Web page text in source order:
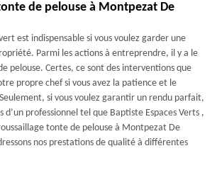
de pelouse à Montpezat De
est indispensable si vous voulez garder une
Parmi les actions à entreprendre, il y a le
pelouse. Certes, ce sont des interventions que
propre chef si vous avez la patience et le
si vous voulez garantir un rendu parfait,
d’un professionnel tel que Baptiste Espaces Verts ,
tonte de pelouse à Montpezat De
nos prestations de qualité à différentes